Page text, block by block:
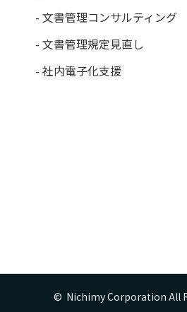
- 文書管理コンサルティング
- 文書管理規定見直し
- 社内電子化支援
©  Nichimy Corporation All